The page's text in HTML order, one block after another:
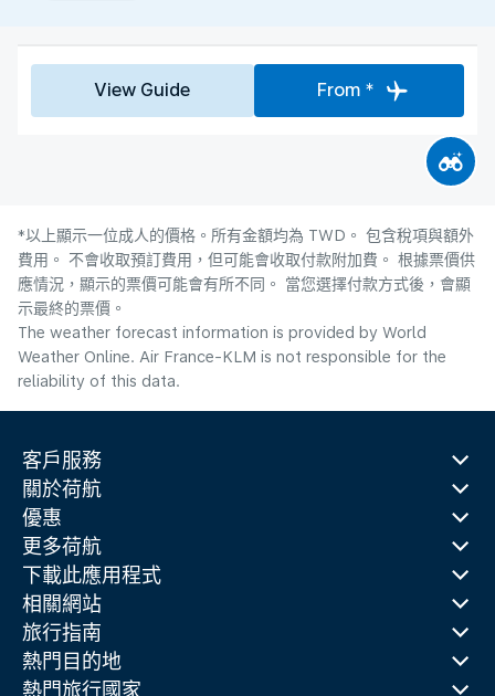
View Guide From *
*以上顯示一位成人的價格。所有金額均為 TWD。 包含稅項與額外
費用。 不會收取預訂費用，但可能會收取付款附加費。 根據票價供
應情況，顯示的票價可能會有所不同。 當您選擇付款方式後，會顯
示最終的票價。
The weather forecast information is provided by World
Weather Online. Air France-KLM is not responsible for the
reliability of this data.
客戶服務
關於荷航
優惠
更多荷航
下載此應用程式
相關網站
旅行指南
熱門目的地
熱門旅行國家